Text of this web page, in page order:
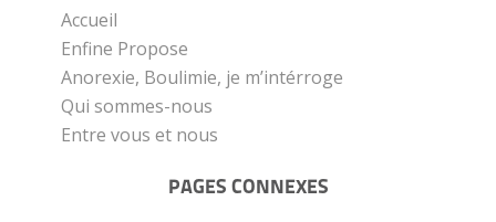
Accueil
Enfine Propose
Anorexie, Boulimie, je m’intérroge
Qui sommes-nous
Entre vous et nous
PAGES CONNEXES